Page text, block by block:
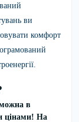
ви
комфорт
в
цінами! На